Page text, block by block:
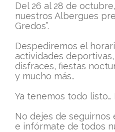
Del 26 al 28 de
nuestros Albergues
Gredos”.
Despediremos el
actividades
disfraces, fiestas
y mucho más..
Ya tenemos todo listo…
No dejes de seguirnos
e infórmate de todos